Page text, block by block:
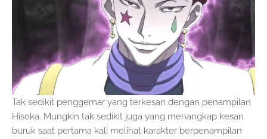
Tak sedikit penggemar yang terkesan dengan penampilan
Hisoka. Mungkin tak sedikit juga yang menangkap kesan
buruk saat pertama kali melihat karakter berpenampilan